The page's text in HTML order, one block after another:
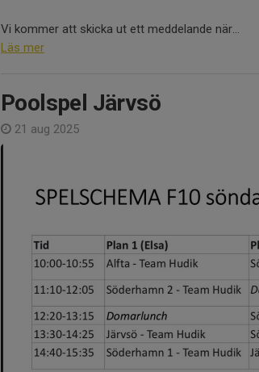
Vi kommer att skicka ut ett meddelande när...
Läs mer
Poolspel Järvsö
21 aug 2025